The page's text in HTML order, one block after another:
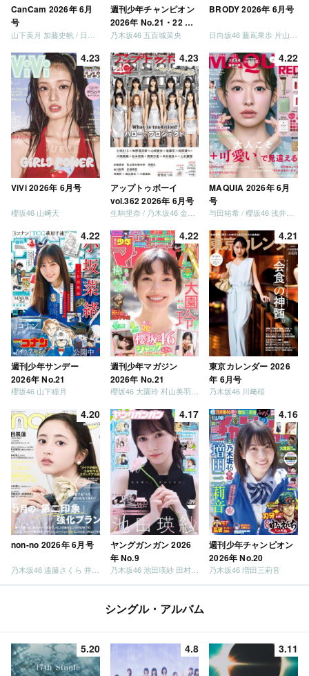
CanCam 2026年 6月
号
週刊少年チャンピオン
2026年 No.21・22 合
併号
乃木坂46 五百城茉央
BRODY 2026年 6月号
4.23
ViVi 2026年 6月号
櫻坂46 山﨑天
4.23
アップトゥボーイ
vol.362 2026年 6月号
生駒里奈 / 乃木坂46 金川紗耶 森平麗心
4.22
MAQUIA 2026年 6月
号
与田祐希 / 櫻坂46 浅井恋乃未
4.22
週刊少年サンデー
2026年 No.21
櫻坂46 山下瞳月
4.22
週刊少年マガジン
2026年 No.21
4.21
東京カレンダー 2026
年 6月号
乃木坂46 川﨑桜
4.20
non-no 2026年 6月号
4.17
ヤングガンガン 2026
年 No.9
乃木坂46 池田瑛紗 田村真佑
4.16
週刊少年チャンピオン
2026年 No.20
乃木坂46 増田三莉音
シングル・アルバム
5.20 4.8 3.11